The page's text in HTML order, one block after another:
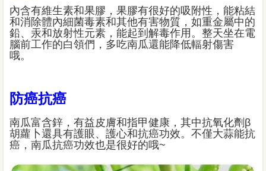
內含有維生素和果膠，果膠有很好的吸附性，能粘結
和消除體內細菌毒素和其他有害物質，如重金屬中的
鉛、汞和放射性元素，能起到解毒作用。整天坐在電
腦前工作的白領們，多吃南瓜還能降低輻射傷害
哦。
防癌抗癌
南瓜富含鋅，有益皮膚和指甲健康，其中抗氧化劑β
胡蘿卜還具有護眼、護心和抗癌功效。不僅大蒜能抗
癌，南瓜抗癌功效也是很好的哦~